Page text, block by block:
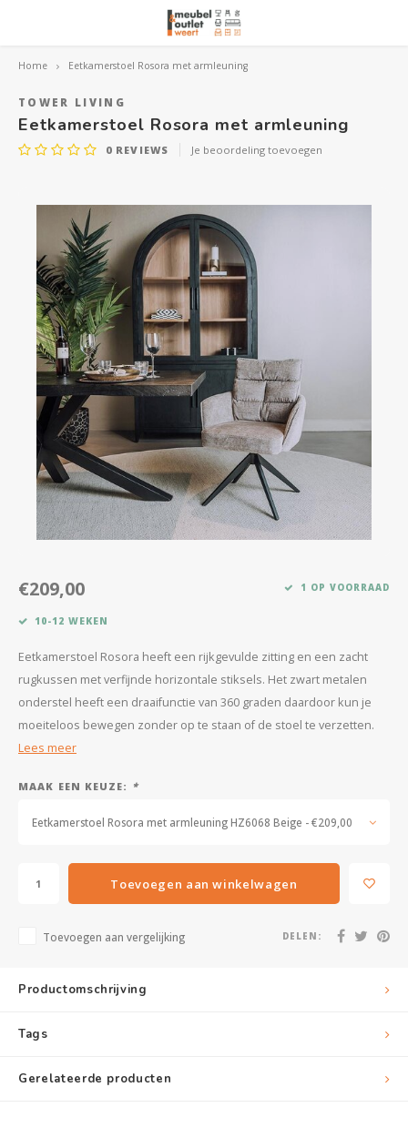
Woonmeubelen
Banken
Eetkamerstoelen
Eetkamertafels
Fauteuils
Kasten
Salontafels
Tv-meubelen
Eetkamerbanken
Home Eetkamerstoel Rosora met armleuning
TOWER LIVING
Eetkamerstoel Rosora met armleuning
0 REVIEWS Je beoordeling toevoegen
€209,00 1 OP VOORRAAD
10-12 WEKEN
Eetkamerstoel Rosora heeft een rijkgevulde zitting en een zacht
rugkussen met verfijnde horizontale stiksels. Het zwart metalen
onderstel heeft een draaifunctie van 360 graden daardoor kun je
moeiteloos bewegen zonder op te staan of de stoel te verzetten.
Lees meer
MAAK EEN KEUZE: *
Eetkamerstoel Rosora met armleuning HZ6068 Beige - €209,00
Toevoegen aan winkelwagen
Toevoegen aan vergelijking DELEN:
Productomschrijving
Tags
Gerelateerde producten